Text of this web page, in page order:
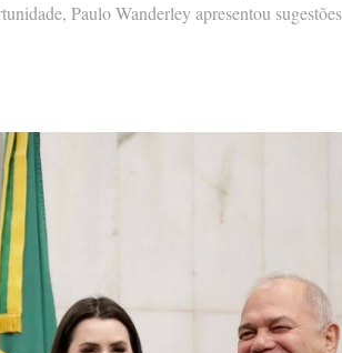
Paulo Wanderley apresentou